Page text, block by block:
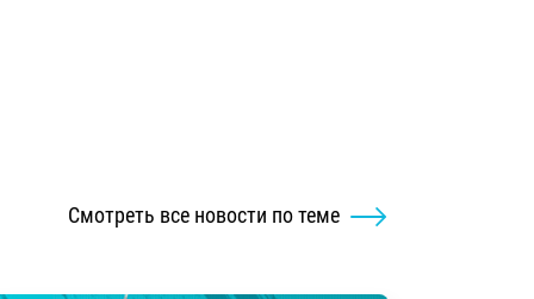
Смотреть все новости по теме